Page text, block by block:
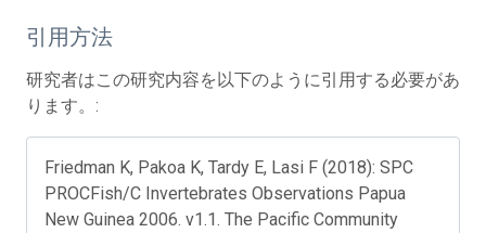
引用方法
研究者はこの研究内容を以下のように引用する必要があ
ります。:
Friedman K, Pakoa K, Tardy E, Lasi F (2018): SPC
PROCFish/C Invertebrates Observations Papua
New Guinea 2006. v1.1. The Pacific Community